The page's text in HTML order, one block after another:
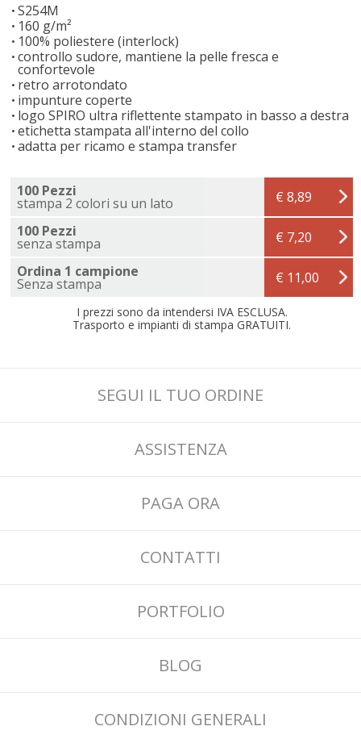
S254M
160 g/m²
100% poliestere (interlock)
controllo sudore, mantiene la pelle fresca e
confortevole
retro arrotondato
impunture coperte
logo SPIRO ultra riflettente stampato in basso a destra
etichetta stampata all'interno del collo
adatta per ricamo e stampa transfer
100 Pezzi
stampa 2 colori su un lato
€ 8,89
100 Pezzi
senza stampa
€ 7,20
Ordina 1 campione
Senza stampa € 11,00
I prezzi sono da intendersi IVA ESCLUSA.
Trasporto e impianti di stampa GRATUITI.
SEGUI IL TUO ORDINE
ASSISTENZA
PAGA ORA
CONTATTI
PORTFOLIO
BLOG
CONDIZIONI GENERALI